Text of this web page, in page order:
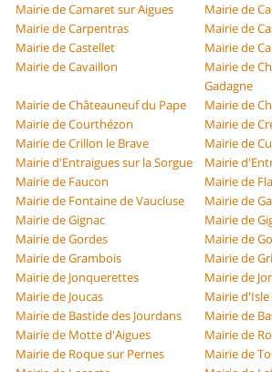
Mairie de Camaret sur Aigues
Mairie de
Mairie de Carpentras
Mairie de
Mairie de Castellet
Mairie de
Mairie de Cavaillon
Mairie de
Gadagne
Mairie de Châteauneuf du Pape
Mairie de
Mairie de Courthézon
Mairie de
Mairie de Crillon le Brave
Mairie de
Mairie d'Entraigues sur la Sorgue
Mairie
Mairie de Faucon
Mairie de
Mairie de Fontaine de Vaucluse
Mairie de
Mairie de Gignac
Mairie de
Mairie de Gordes
Mairie de
Mairie de Grambois
Mairie de
Mairie de Jonquerettes
Mairie de
Mairie de Joucas
Mairie
Mairie de Bastide des Jourdans
Mairie de
Mairie de Motte d'Aigues
Mairie de
Mairie de Roque sur Pernes
Mairie de